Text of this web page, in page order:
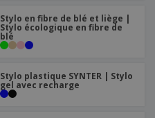
Stylo en fibre de blé et liège |
Stylo écologique en fibre de
blé
Stylo plastique SYNTER | Stylo
gel avec recharge